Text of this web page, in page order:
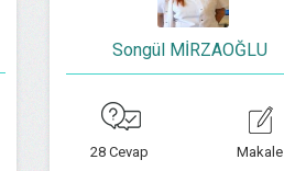
Songül MİRZAOĞLU
28 Cevap Makale